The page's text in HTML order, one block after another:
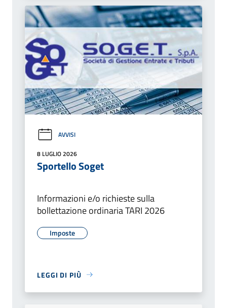
AVVISI
8 LUGLIO 2026
Sportello Soget
Informazioni e/o richieste sulla
bollettazione ordinaria TARI 2026
Imposte
LEGGI DI PIÙ